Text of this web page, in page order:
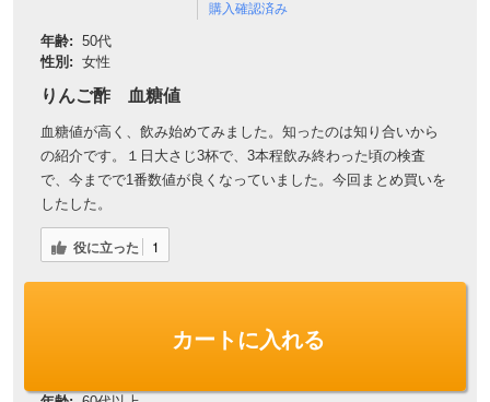
購入確認済み
年齢: 50代
性別: 女性
りんご酢 血糖値
血糖値が高く、飲み始めてみました。知ったのは知り合いから
の紹介です。１日大さじ3杯で、3本程飲み終わった頃の検査
で、今までで1番数値が良くなっていました。今回まとめ買いを
したした。
役に立った 1
さとちゃん様
カートに入れる